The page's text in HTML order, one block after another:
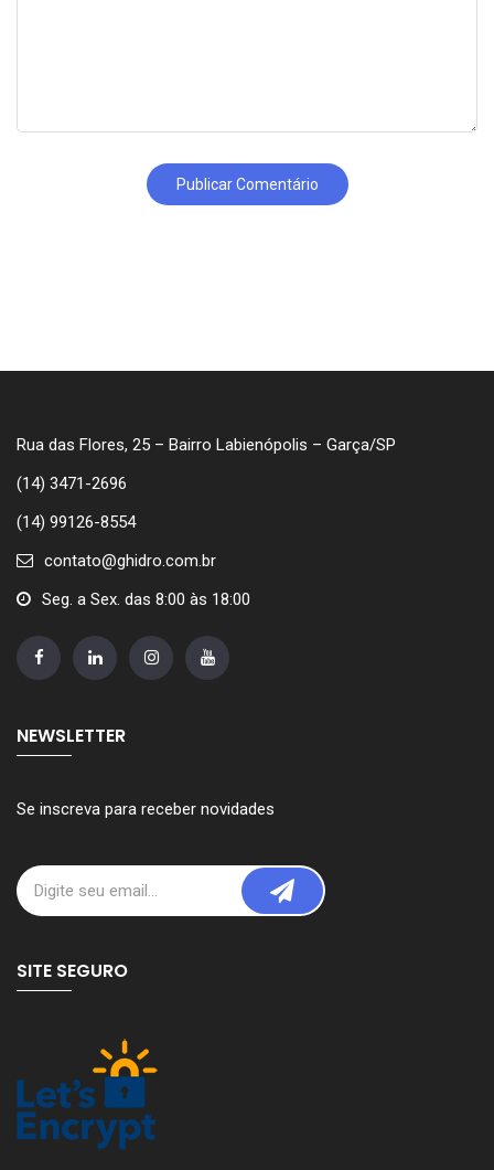
Rua das Flores, 25 – Bairro Labienópolis – Garça/SP
(14) 3471-2696
(14) 99126-8554
contato@ghidro.com.br
Seg. a Sex. das 8:00 às 18:00
NEWSLETTER
Se inscreva para receber novidades
SITE SEGURO